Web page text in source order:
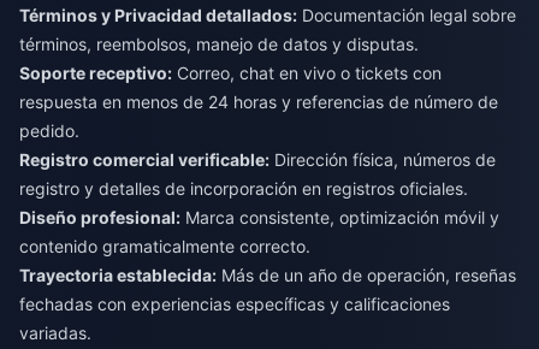
Términos y Privacidad detallados: Documentación legal sobre
términos, reembolsos, manejo de datos y disputas.
Soporte receptivo: Correo, chat en vivo o tickets con
respuesta en menos de 24 horas y referencias de número de
pedido.
Registro comercial verificable: Dirección física, números de
registro y detalles de incorporación en registros oficiales.
Diseño profesional: Marca consistente, optimización móvil y
contenido gramaticalmente correcto.
Trayectoria establecida: Más de un año de operación, reseñas
fechadas con experiencias específicas y calificaciones
variadas.